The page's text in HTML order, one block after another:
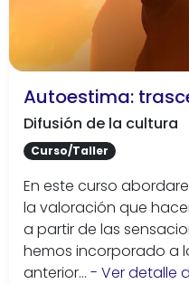
Autoestima:
Difusión de la cultura
Curso/Taller
En este curso
la valoración que
a partir de las
hemos incorporado a
anterior... - Ver detalle